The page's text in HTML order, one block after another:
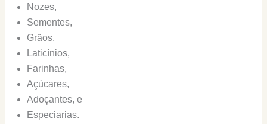
Nozes,
Sementes,
Grãos,
Laticínios,
Farinhas,
Açúcares,
Adoçantes, e
Especiarias.